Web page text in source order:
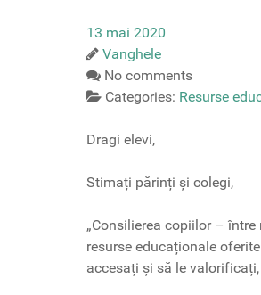
13 mai 2020
Vanghele
No comments
Categories: Resurse
Dragi elevi,
Stimați părinți și colegi,
„Consilierea copiilor – între
resurse educaționale
accesați și să le